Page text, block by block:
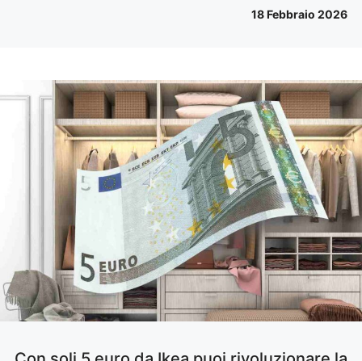
18 Febbraio 2026